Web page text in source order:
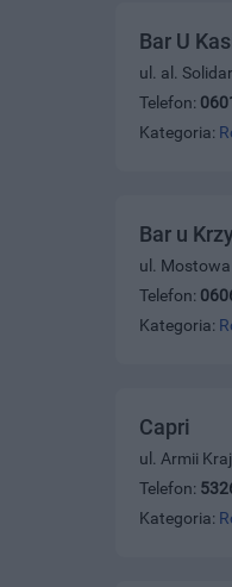
Bar U
ul. al.
Telefon:
Kategoria:
Bar u
ul.
Telefon:
Kategoria:
Capri
ul. Armii
Telefon:
Kategoria: